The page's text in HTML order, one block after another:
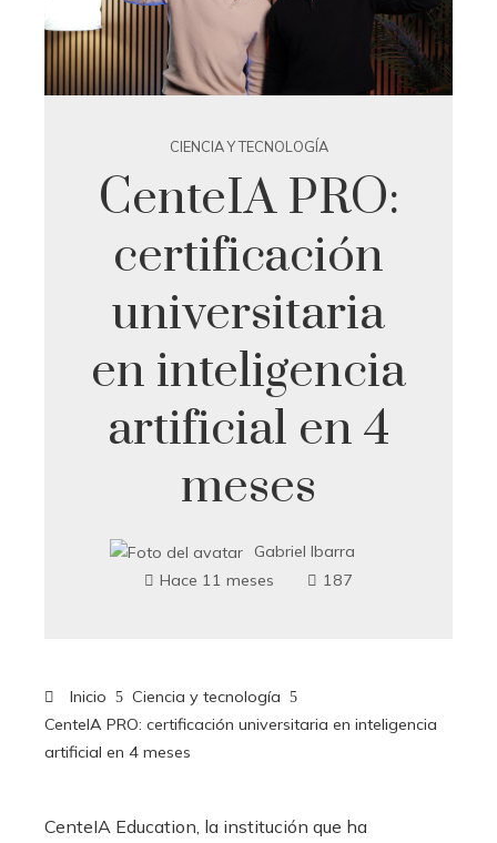
CIENCIA Y TECNOLOGÍA
CenteIA PRO:
certificación
universitaria
en inteligencia
artificial en 4
meses
Gabriel Ibarra
Hace 11 meses
187
Inicio
Ciencia y tecnología
CenteIA PRO: certificación universitaria en inteligencia
artificial en 4 meses
CenteIA Education, la institución que ha